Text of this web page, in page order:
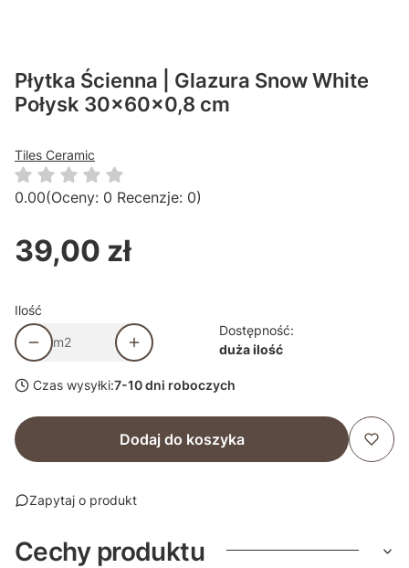
Płytka Ścienna | Glazura Snow White
Połysk 30x60x0,8 cm
Tiles Ceramic
0.00(Oceny: 0 Recenzje: 0)
Cena
39,00 zł
Ilość
m2
Dostępność:
duża ilość
Czas wysyłki:7-10 dni roboczych
Dodaj do koszyka
Zapytaj o produkt
Cechy produktu